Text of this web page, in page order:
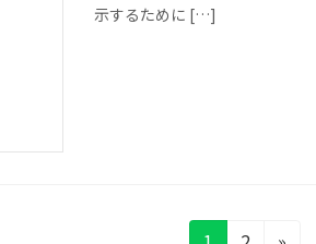
示するために […]